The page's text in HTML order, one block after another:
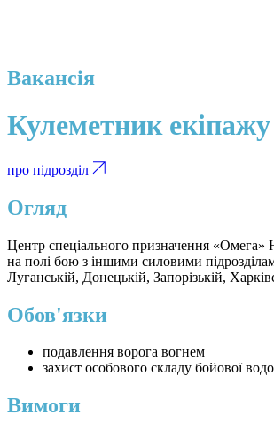
Вакансія
Кулеметник
про підрозділ
Огляд
Центр спеціального призначення «Омега»
на полі бою з іншими силовими
Луганській, Донецькій, Запорізькій,
Обов'язки
подавлення ворога вогнем
захист особового складу бойової
Вимоги